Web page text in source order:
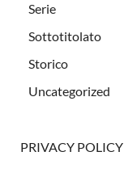
Serie
Sottotitolato
Storico
Uncategorized
PRIVACY POLICY